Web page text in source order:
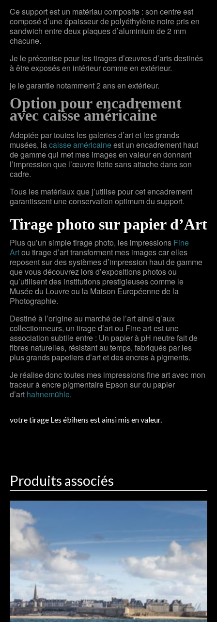
Ce support est un matériau composite : son centre est
composé d’une épaisseur de polyéthylène noire pris en
sandwich entre deux plaques d’aluminium de 2 mm
chacune.
Je le préconise pour les tirages d’œuvres d’arts destinés
à être exposés en intérieur comme en extérieur.
je le garantie notamment 2 ans en extérieur.
Option pour encadrement
avec caisse américaine
Adoptée par toutes les galeries d’art et les grands
musées, lacaisse américaineest un encadrement haut
de gamme qui met mes images en valeur en donnant
l’impression que l’œuvre flotte sans attache dans son
cadre.
Tous les matériaux que j’utilise pour cet encadrement
garantissent une conservation optimum du support.
Tirage photo sur papier d’Art
Plus qu’un simple tirage photo, les impressions Fine
Artou tirage d’art transforment mes images car elles
reposent sur des systèmes d’impression haut de gamme
que vous découvrez lors d’expositions photos ou
qu’utilisent des institutions prestigieuses comme le
Musée du Louvre ou la Maison Européenne de la
Photographie.
Destiné à l’origine au marché de l’art ainsi q’aux
collectionneurs, un tirage d’art ou Fine art est une
association subtile entre : Un papier à pH neutre fait de
fibres naturelles, résistant au temps, fabriqués par les
plus grands papetiers d’art et des encres à pigments.
Je réalise donc toutes mes impressions fine art avec mon
traceur à encre pigmentaire Epson sur du papier
d’art hahnemühle.
votre tirage Les ébihens est ainsi mis en valeur.
Produits associés